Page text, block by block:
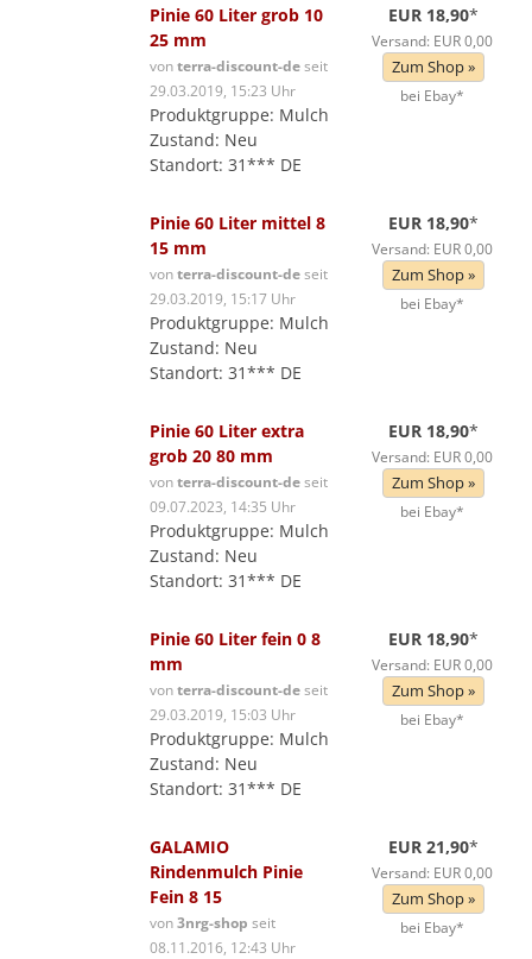
Pinie 60 Liter grob 10
25 mm
vonterra-discount-deseit
29.03.2019, 15:23 Uhr
Produktgruppe: Mulch
Zustand: Neu
Standort: 31*** DE
EUR 18,90*
Versand: EUR 0,00
Zum Shop »
bei Ebay*
Pinie 60 Liter mittel 8
15 mm
vonterra-discount-deseit
29.03.2019, 15:17 Uhr
Produktgruppe: Mulch
Zustand: Neu
Standort: 31*** DE
EUR 18,90*
Versand: EUR 0,00
Zum Shop »
bei Ebay*
Pinie 60 Liter extra
grob 20 80 mm
vonterra-discount-deseit
09.07.2023, 14:35 Uhr
Produktgruppe: Mulch
Zustand: Neu
Standort: 31*** DE
EUR 18,90*
Versand: EUR 0,00
Zum Shop »
bei Ebay*
Pinie 60 Liter fein 0 8
mm
vonterra-discount-deseit
29.03.2019, 15:03 Uhr
Produktgruppe: Mulch
Zustand: Neu
Standort: 31*** DE
EUR 18,90*
Versand: EUR 0,00
Zum Shop »
bei Ebay*
GALAMIO
Rindenmulch Pinie
Fein 8 15
von3nrg-shop seit
08.11.2016, 12:43 Uhr
EUR 21,90*
Versand: EUR 0,00
Zum Shop »
bei Ebay*